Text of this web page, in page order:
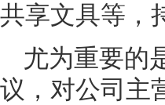
共享文具等，
尤为重要的
议，对公司主